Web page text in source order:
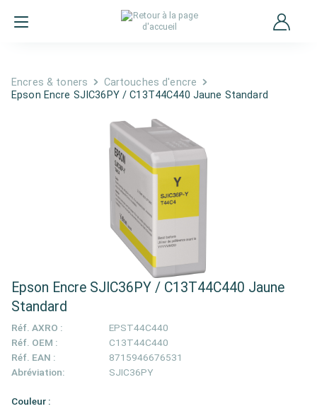
Encres & toners
Cartouches d'encre
Epson Encre SJIC36PY / C13T44C440 Jaune Standard
Epson Encre SJIC36PY / C13T44C440 Jaune
Standard
Réf. AXRO :
EPST44C440
Réf. OEM :
C13T44C440
Réf. EAN :
8715946676531
Abréviation:
SJIC36PY
Couleur :